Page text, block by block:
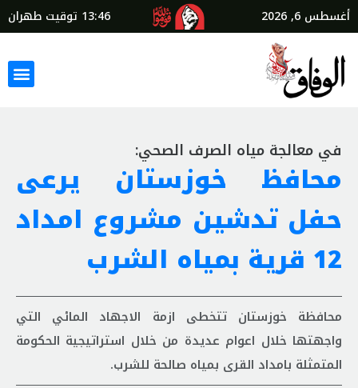
أغسطس 6, 2026 13:46 توقيت طهران
في معالجة مياه الصرف الصحي:
محافظ خوزستان یرعی
حفل تدشین مشروع امداد
12 قریة بمیاه الشرب
محافظة خوزستان تتخطى ازمة الاجهاد المائي التي
واجهتها خلال اعوام عدیدة من خلال استراتیجیة الحكومة
المتمثلة بامداد القری بمیاه صالحة للشرب.